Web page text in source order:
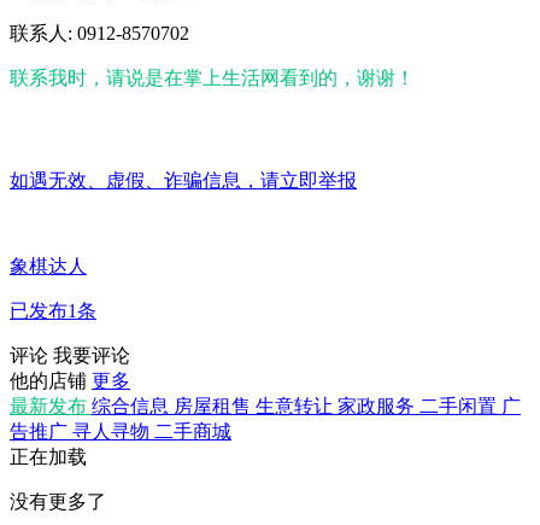
联系人: 0912-8570702
联系我时，请说是在掌上生活网看到的，谢谢！
如遇无效、虚假、诈骗信息，请立即举报
象棋达人
已发布1条
评论 我要评论
他的店铺 更多
最新发布 综合信息 房屋租售 生意转让 家政服务 二手闲置 广
告推广 寻人寻物 二手商城
正在加载
没有更多了